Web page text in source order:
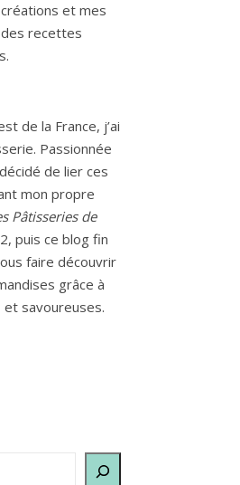
et mes
recettes
de la France, j’ai
Passionnée
de lier ces
mon propre
Pâtisseries de
puis ce blog fin
faire découvrir
grâce à
savoureuses.